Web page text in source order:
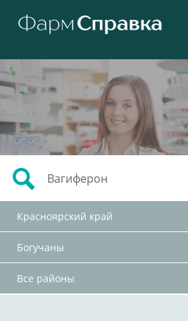
Красноярский край
Богучаны
Все районы